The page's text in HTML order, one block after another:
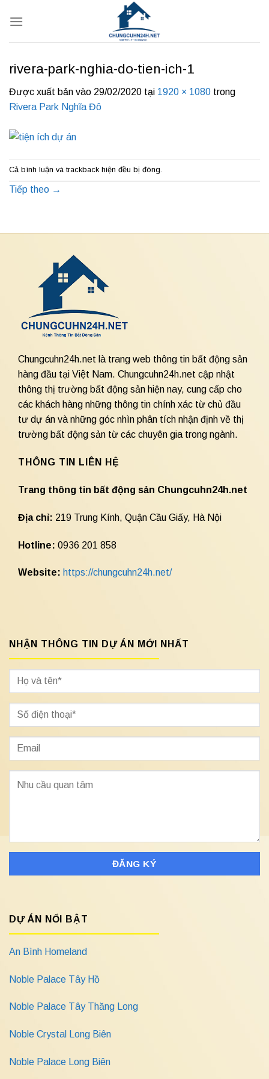
qua
rivera-park-nghia-do-tien-ich-1
Được xuất bản vào 29/02/2020 tại 1920 × 1080 trong
Rivera Park Nghĩa Đô
Cả bình luận và trackback hiện đều bị đóng.
Tiếp theo →
Chungcuhn24h.net là trang web thông tin bất động sản
hàng đầu tại Việt Nam. Chungcuhn24h.net cập nhật
thông thị trường bất động sản hiện nay, cung cấp cho
các khách hàng những thông tin chính xác từ chủ đầu
tư dự án và những góc nhìn phân tích nhận định về thị
trường bất động sản từ các chuyên gia trong ngành.
THÔNG TIN LIÊN HỆ
Trang thông tin bất động sản Chungcuhn24h.net
Địa chỉ: 219 Trung Kính, Quận Cầu Giấy, Hà Nội
Hotline: 0936 201 858
Website: https://chungcuhn24h.net/
NHẬN THÔNG TIN DỰ ÁN MỚI NHẤT
DỰ ÁN NỔI BẬT
An Bình Homeland
Noble Palace Tây Hồ
Noble Palace Tây Thăng Long
Noble Crystal Long Biên
Noble Palace Long Biên